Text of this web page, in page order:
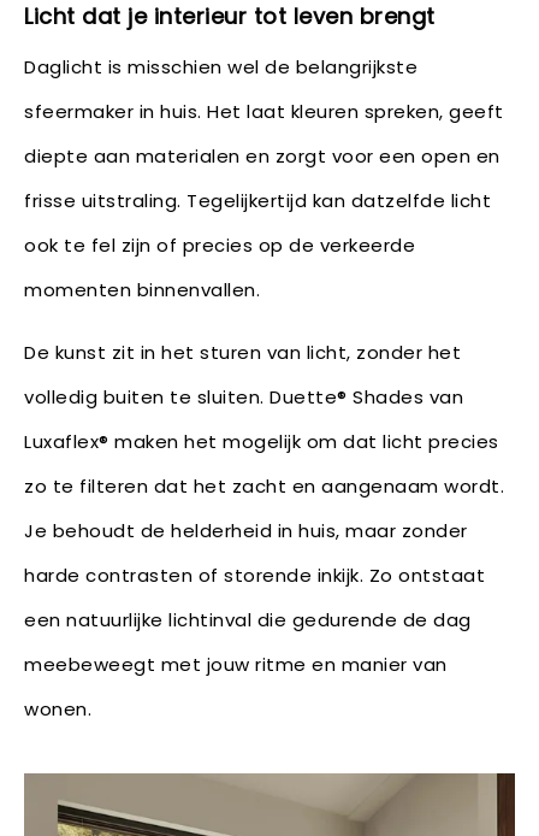
Licht dat je interieur tot leven brengt
Daglicht is misschien wel de belangrijkste
sfeermaker in huis. Het laat kleuren spreken, geeft
diepte aan materialen en zorgt voor een open en
frisse uitstraling. Tegelijkertijd kan datzelfde licht
ook te fel zijn of precies op de verkeerde
momenten binnenvallen.
De kunst zit in het sturen van licht, zonder het
volledig buiten te sluiten. Duette® Shades van
Luxaflex® maken het mogelijk om dat licht precies
zo te filteren dat het zacht en aangenaam wordt.
Je behoudt de helderheid in huis, maar zonder
harde contrasten of storende inkijk. Zo ontstaat
een natuurlijke lichtinval die gedurende de dag
meebeweegt met jouw ritme en manier van
wonen.